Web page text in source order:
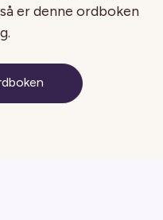
er denne ordboken